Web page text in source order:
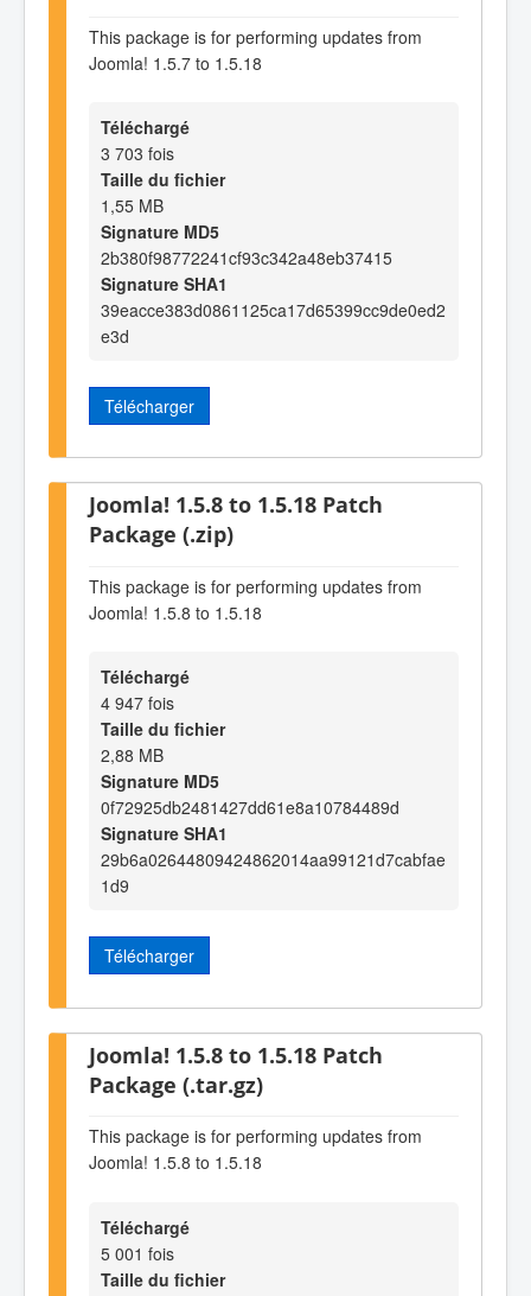
This package is for performing updates from
Joomla! 1.5.7 to 1.5.18
Téléchargé
3 703 fois
Taille du fichier
1,55 MB
Signature MD5
2b380f98772241cf93c342a48eb37415
Signature SHA1
39eacce383d0861125ca17d65399cc9de0ed2
e3d
Télécharger
Joomla! 1.5.8 to 1.5.18 Patch
Package (.zip)
This package is for performing updates from
Joomla! 1.5.8 to 1.5.18
Téléchargé
4 947 fois
Taille du fichier
2,88 MB
Signature MD5
0f72925db2481427dd61e8a10784489d
Signature SHA1
29b6a02644809424862014aa99121d7cabfae
1d9
Télécharger
Joomla! 1.5.8 to 1.5.18 Patch
Package (.tar.gz)
This package is for performing updates from
Joomla! 1.5.8 to 1.5.18
Téléchargé
5 001 fois
Taille du fichier